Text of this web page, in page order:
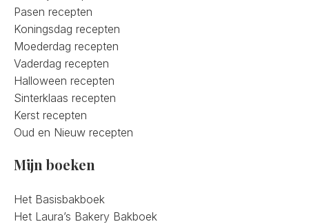
Pasen recepten
Koningsdag recepten
Moederdag recepten
Vaderdag recepten
Halloween recepten
Sinterklaas recepten
Kerst recepten
Oud en Nieuw recepten
Mijn boeken
Het Basisbakboek
Het Laura’s Bakery Bakboek